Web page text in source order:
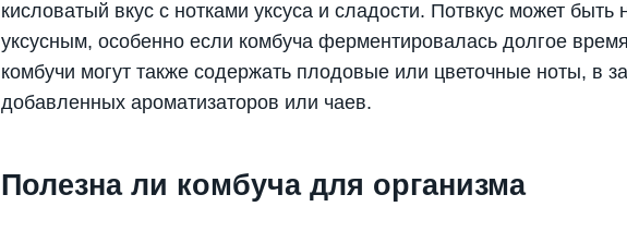
кисловатый вкус с нотками уксуса и сладости. Потвкус может быть
уксусным, особенно если комбуча ферментировалась долгое
комбучи могут также содержать плодовые или цветочные ноты, в
добавленных ароматизаторов или чаев.
Полезна ли комбуча для организма